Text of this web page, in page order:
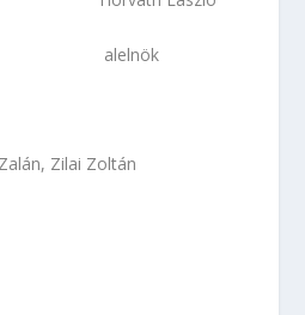
Zilai Zoltán